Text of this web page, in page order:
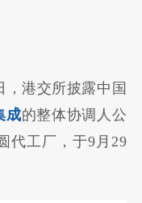
，港交所披露中国
成的整体协调人公
代工厂，于9月29